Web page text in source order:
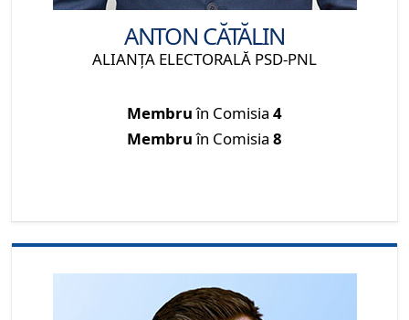
ANTON CĂTĂLIN
ALIANŢA ELECTORALĂ PSD-PNL
Membruîn Comisia 4
Membruîn Comisia 8